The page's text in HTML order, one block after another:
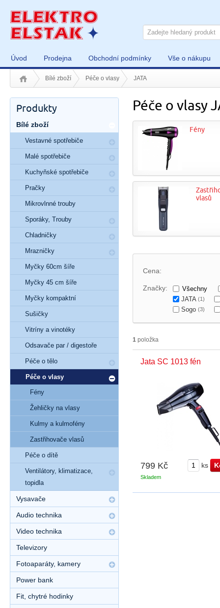
Úvod Prodejna Obchodní podmínky Vše o nákupu
Bílé zboží Péče o vlasy JATA
Péče o vlasy
Fény
vlasů
Cena:
Značky:
Všechny
JATA (1)
Sogo (3)
1 položka
Jata SC 1013 fén
799 Kč ks
Skladem
Produkty
Bílé zboží
Vestavné spotřebiče
Malé spotřebiče
Kuchyňské spotřebiče
Pračky
Mikrovlnné trouby
Sporáky, Trouby
Chladničky
Mrazničky
Myčky 60cm šíře
Myčky 45 cm šíře
Myčky kompaktní
Sušičky
Vitríny a vinotéky
Odsavače par / digestoře
Péče o tělo
Péče o vlasy
Fény
Žehličky na vlasy
Kulmy a kulmofény
Zastřihovače vlasů
Péče o dítě
Ventilátory, klimatizace,
topidla
Vysavače
Audio technika
Video technika
Televizory
Fotoaparáty, kamery
Power bank
Fit, chytré hodinky